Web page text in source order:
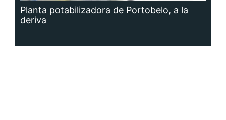
Planta potabilizadora de Portobelo, a la
deriva